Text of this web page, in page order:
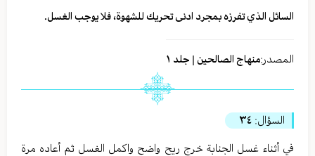
السائل الذي تفرزه بمجرد ادنى تحريك للشهوة، فلا يوجب الغسل.
المصدر:منهاج الصالحين | جلد ١
السؤال: ٣٤
في أثناء غسل الجنابة خرج ريح واضح واكمل الغسل ثم أعاده مرة